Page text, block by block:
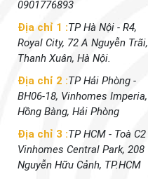
0901776893
Địa chỉ 1 :TP Hà Nội - R4,
Royal City, 72 A Nguyễn Trãi,
Thanh Xuân, Hà Nội.
Địa chỉ 2 :TP Hải Phòng -
BH06-18, Vinhomes Imperia,
Hồng Bàng, Hải Phòng
Địa chỉ 3 :TP HCM - Toà C2
Vinhomes Central Park, 208
Nguyễn Hữu Cảnh, TP.HCM